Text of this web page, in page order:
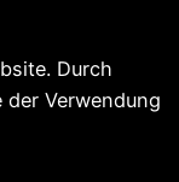
Durch
Verwendung